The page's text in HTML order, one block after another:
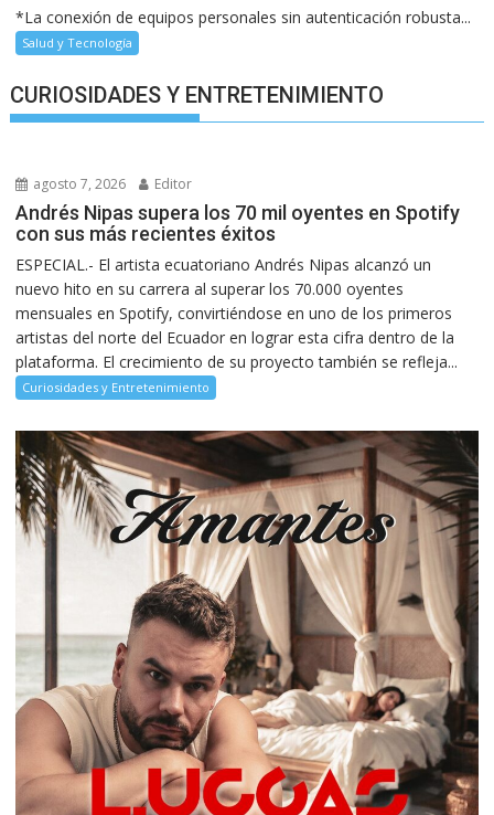
*La conexión de equipos personales sin autenticación robusta...
Salud y Tecnología
CURIOSIDADES Y ENTRETENIMIENTO
agosto 7, 2026 Editor
Andrés Nipas supera los 70 mil oyentes en Spotify
con sus más recientes éxitos
ESPECIAL.- El artista ecuatoriano Andrés Nipas alcanzó un
nuevo hito en su carrera al superar los 70.000 oyentes
mensuales en Spotify, convirtiéndose en uno de los primeros
artistas del norte del Ecuador en lograr esta cifra dentro de la
plataforma. El crecimiento de su proyecto también se refleja...
Curiosidades y Entretenimiento